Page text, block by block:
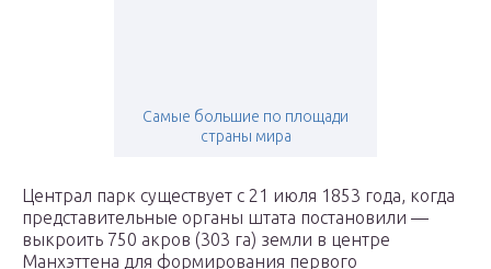
Самые большие по площади
страны мира
Централ парк существует с 21 июля 1853 года, когда
представительные органы штата постановили —
выкроить 750 акров (303 га) земли в центре
Манхэттена для формирования первого